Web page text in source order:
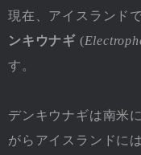
現在、アイスランド
ンキウナギ(
す。
デンキウナギは南米
がらアイスランドに